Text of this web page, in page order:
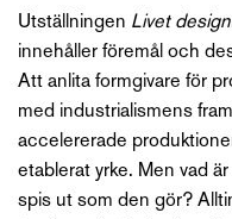
Utställningen Livet
innehåller föremål och
Att anlita formgivare för
med industrialismens
accelererade
etablerat yrke. Men vad
spis ut som den gör?